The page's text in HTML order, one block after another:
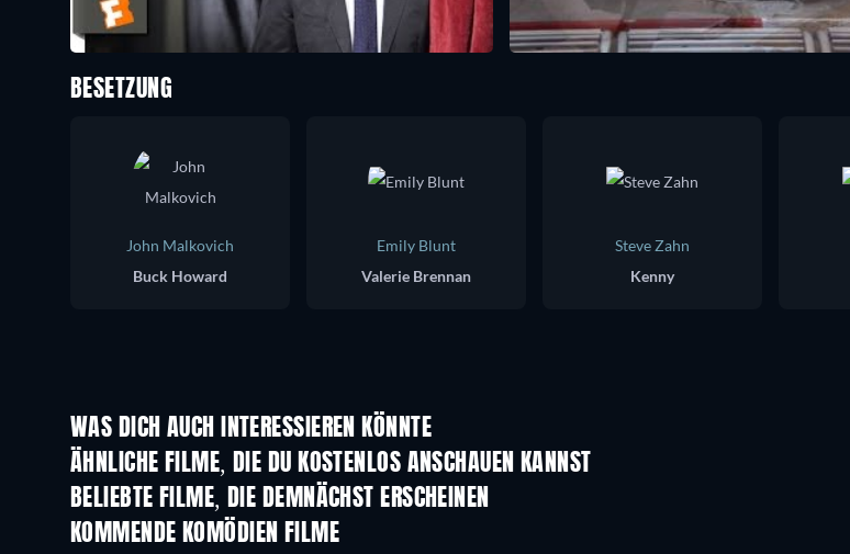
BESETZUNG
John Malkovich
Buck Howard
Emily Blunt
Valerie Brennan
Steve Zahn
Kenny
WAS DICH AUCH INTERESSIEREN KÖNNTE
ÄHNLICHE FILME, DIE DU KOSTENLOS ANSCHAUEN KANNST
BELIEBTE FILME, DIE DEMNÄCHST ERSCHEINEN
KOMMENDE KOMÖDIEN FILME